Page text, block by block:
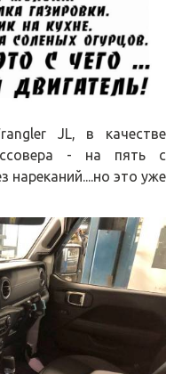
JL, в качестве
- на пять с
нареканий....но это уже